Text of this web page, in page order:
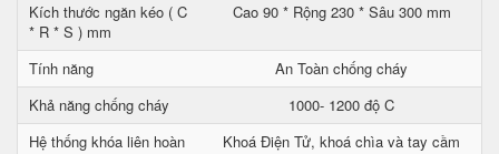
Kích thước ngăn kéo ( C
* R * S ) mm
Cao 90 * Rộng 230 * Sâu 300 mm
Tính năng
An Toàn chống cháy
Khả năng chống cháy
1000- 1200 độ C
Hệ thống khóa liên hoàn
Khoá Điện Tử, khoá chìa và tay cầm